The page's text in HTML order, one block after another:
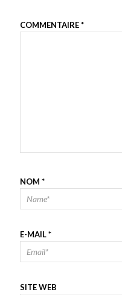
COMMENTAIRE*
NOM *
E-MAIL*
SITE WEB